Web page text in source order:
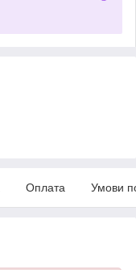
Оплата Умови